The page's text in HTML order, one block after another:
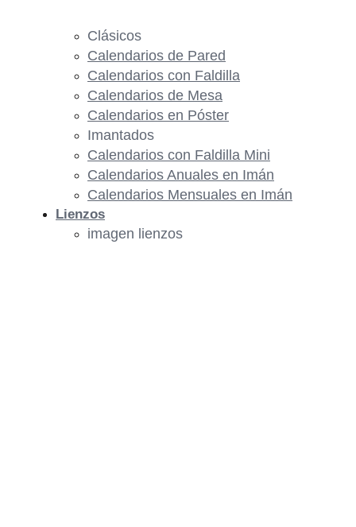
Clásicos
Calendarios de Pared
Calendarios con Faldilla
Calendarios de Mesa
Calendarios en Póster
Imantados
Calendarios con Faldilla Mini
Calendarios Anuales en Imán
Calendarios Mensuales en Imán
Lienzos
imagen lienzos